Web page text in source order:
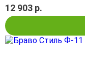
12 903 р.